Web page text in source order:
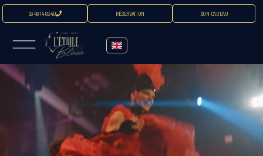
06 48 14 83 40 RÉSERVATION BON CADEAU